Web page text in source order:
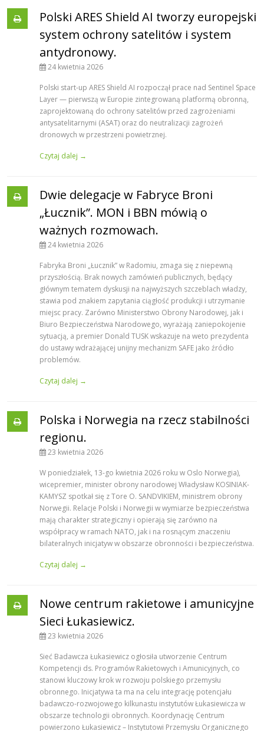
Polski ARES Shield AI tworzy europejski
system ochrony satelitów i system
antydronowy.
24 kwietnia 2026
Polski start-up ARES Shield AI rozpoczął prace nad Sentinel Space
Layer — pierwszą w Europie zintegrowaną platformą obronną,
zaprojektowaną do ochrony satelitów przed zagrożeniami
antysatelitarnymi (ASAT) oraz do neutralizacji zagrożeń
dronowych w przestrzeni powietrznej.
Czytaj dalej →
Dwie delegacje w Fabryce Broni
„Łucznik”. MON i BBN mówią o
ważnych rozmowach.
24 kwietnia 2026
Fabryka Broni „Łucznik” w Radomiu, zmaga się z niepewną
przyszłością. Brak nowych zamówień publicznych, będący
głównym tematem dyskusji na najwyższych szczeblach władzy,
stawia pod znakiem zapytania ciągłość produkcji i utrzymanie
miejsc pracy. Zarówno Ministerstwo Obrony Narodowej, jak i
Biuro Bezpieczeństwa Narodowego, wyrażają zaniepokojenie
sytuacją, a premier Donald TUSK wskazuje na weto prezydenta
do ustawy wdrażającej unijny mechanizm SAFE jako źródło
problemów.
Czytaj dalej →
Polska i Norwegia na rzecz stabilności
regionu.
23 kwietnia 2026
W poniedziałek, 13-go kwietnia 2026 roku w Oslo Norwegia),
wicepremier, minister obrony narodowej Władysław KOSINIAK-
KAMYSZ spotkał się z Tore O. SANDVIKIEM, ministrem obrony
Norwegii. Relacje Polski i Norwegii w wymiarze bezpieczeństwa
mają charakter strategiczny i opierają się zarówno na
współpracy w ramach NATO, jak i na rosnącym znaczeniu
bilateralnych inicjatyw w obszarze obronności i bezpieczeństwa.
Czytaj dalej →
Nowe centrum rakietowe i amunicyjne
Sieci Łukasiewicz.
23 kwietnia 2026
Sieć Badawcza Łukasiewicz ogłosiła utworzenie Centrum
Kompetencji ds. Programów Rakietowych i Amunicyjnych, co
stanowi kluczowy krok w rozwoju polskiego przemysłu
obronnego. Inicjatywa ta ma na celu integrację potencjału
badawczo-rozwojowego kilkunastu instytutów Łukasiewicza w
obszarze technologii obronnych. Koordynację Centrum
powierzono Łukasiewicz – Instytutowi Przemysłu Organicznego